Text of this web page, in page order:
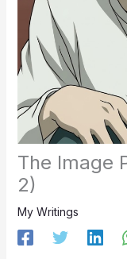
The Image
2)
My Writings